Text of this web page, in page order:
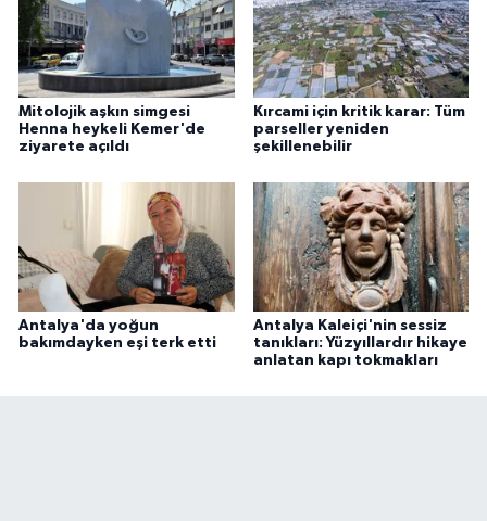
Mitolojik aşkın simgesi
Henna heykeli Kemer'de
ziyarete açıldı
Kırcami için kritik karar: Tüm
parseller yeniden
şekillenebilir
Antalya'da yoğun
bakımdayken eşi terk etti
Antalya Kaleiçi'nin sessiz
tanıkları: Yüzyıllardır hikaye
anlatan kapı tokmakları